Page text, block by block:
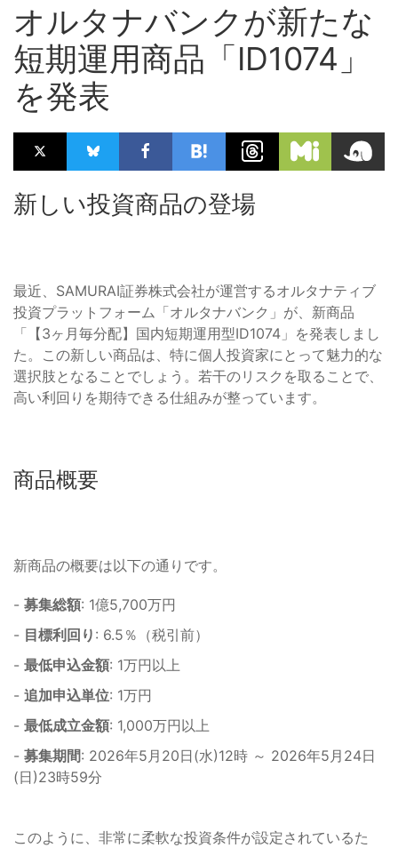
オルタナバンクが新たな
短期運用商品「ID1074」
を発表
新しい投資商品の登場
最近、SAMURAI証券株式会社が運営するオルタナティブ
投資プラットフォーム「オルタナバンク」が、新商品
「【3ヶ月毎分配】国内短期運用型ID1074」を発表しまし
た。この新しい商品は、特に個人投資家にとって魅力的な
選択肢となることでしょう。若干のリスクを取ることで、
高い利回りを期待できる仕組みが整っています。
商品概要
新商品の概要は以下の通りです。
- 募集総額: 1億5,700万円
- 目標利回り : 6.5％（税引前）
- 最低申込金額: 1万円以上
- 追加申込単位: 1万円
- 最低成立金額: 1,000万円以上
- 募集期間: 2026年5月20日(水)12時 ～ 2026年5月24日
(日)23時59分
このように、非常に柔軟な投資条件が設定されているた